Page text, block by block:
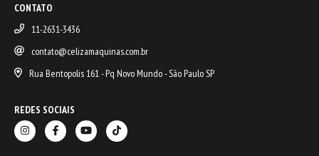
CONTATO
11-2631-3436
contato@celizamaquinas.com.br
Rua Bentopolis 161 - Pq Novo Mundo - São Paulo SP
REDES SOCIAIS